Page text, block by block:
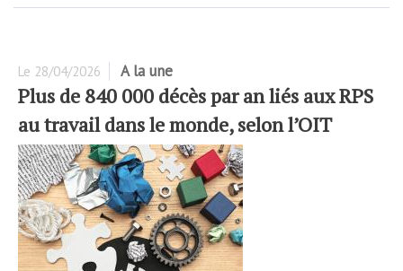
Le 28/04/2026 A la une
Plus de 840 000 décès par an liés aux RPS
au travail dans le monde, selon l’OIT